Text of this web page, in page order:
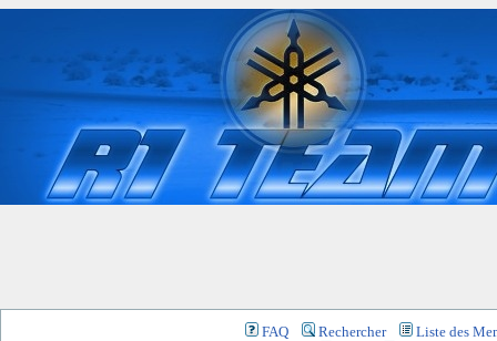
FAQ Rechercher
Liste des